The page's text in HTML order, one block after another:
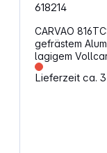
618214
CARVAO 816TCS.
gefrästem Aluminium
lagigem Vollcarbon Schnelles
System zum
Beine Hochwertiges Material und erstklassige
Lieferzeit ca.